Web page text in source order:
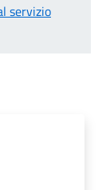
servizio